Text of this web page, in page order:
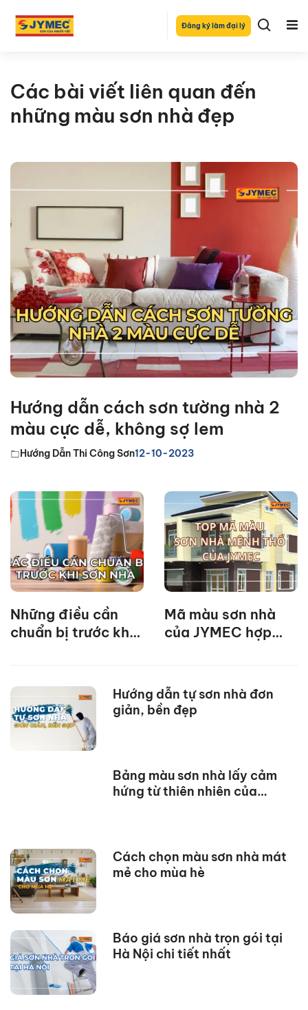
Đăng ký làm đại lý
Các bài viết liên quan đến
những màu sơn nhà đẹp
Hướng dẫn cách sơn tường nhà 2
màu cực dễ, không sợ lem
Hướng Dẫn Thi Công Sơn12-10-2023
Những điều cần
chuẩn bị trước khi
Mã màu sơn nhà
của JYMEC hợp
Hướng dẫn tự sơn nhà đơn
giản, bền đẹp
Bảng màu sơn nhà lấy cảm
hứng từ thiên nhiên của
Cách chọn màu sơn nhà mát
mẻ cho mùa hè
Báo giá sơn nhà trọn gói tại
Hà Nội chi tiết nhất